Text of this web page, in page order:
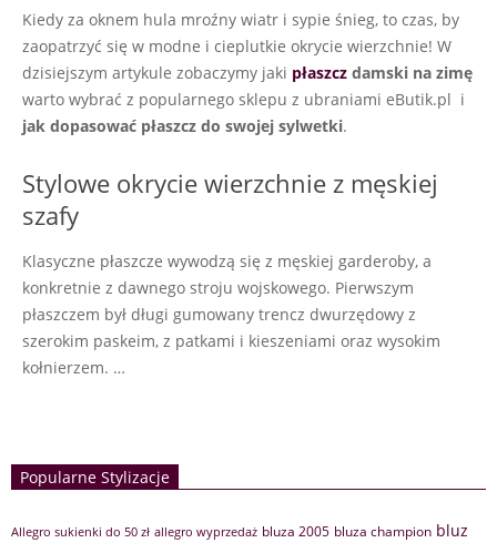
Kiedy za oknem hula mroźny wiatr i sypie śnieg, to czas, by
zaopatrzyć się w modne i cieplutkie okrycie wierzchnie! W
dzisiejszym artykule zobaczymy jaki płaszcz damski na zimę
warto wybrać z popularnego sklepu z ubraniami eButik.pl i
jak dopasować płaszcz do swojej sylwetki.
Stylowe okrycie wierzchnie z męskiej
szafy
Klasyczne płaszcze wywodzą się z męskiej garderoby, a
konkretnie z dawnego stroju wojskowego. Pierwszym
płaszczem był długi gumowany trencz dwurzędowy z
szerokim paskeim, z patkami i kieszeniami oraz wysokim
kołnierzem. …
Popularne Stylizacje
Allegro sukienki do 50 zł allegro wyprzedaż bluza 2005 bluza champion bluz